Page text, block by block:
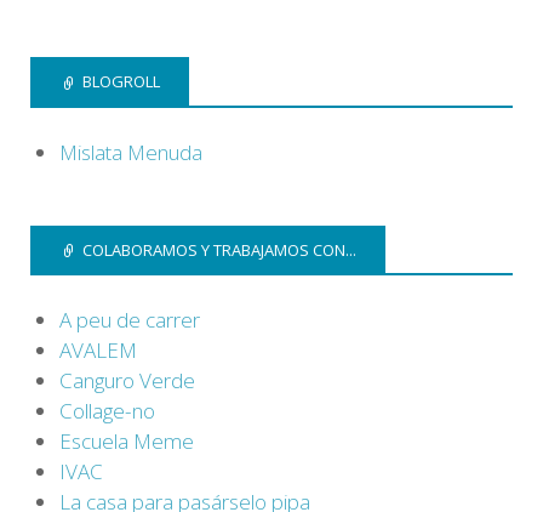
BLOGROLL
Mislata Menuda
COLABORAMOS Y TRABAJAMOS CON...
A peu de carrer
AVALEM
Canguro Verde
Collage-no
Escuela Meme
IVAC
La casa para pasárselo pipa